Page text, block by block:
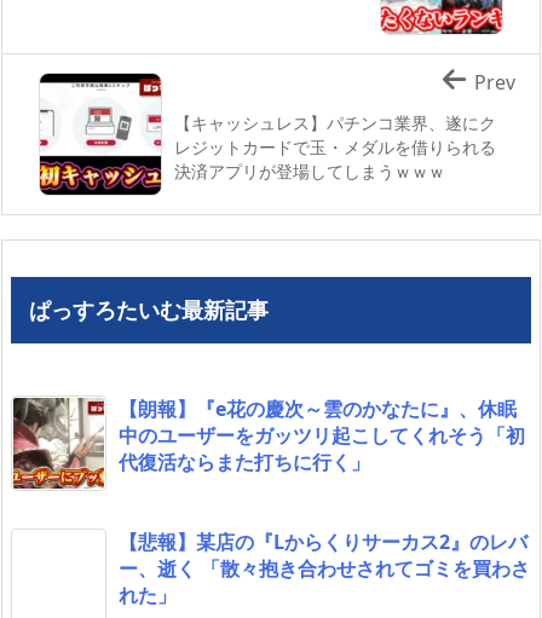
【キャッシュレス】パチンコ業界、遂にク
レジットカードで玉・メダルを借りられる
決済アプリが登場してしまうｗｗｗ
Prev
ぱっすろたいむ最新記事
【朗報】『e花の慶次～雲のかなたに』、休眠
中のユーザーをガッツリ起こしてくれそう「初
代復活ならまた打ちに行く」
【悲報】某店の『Lからくりサーカス2』のレバ
ー、逝く 「散々抱き合わせされてゴミを買わさ
れた」